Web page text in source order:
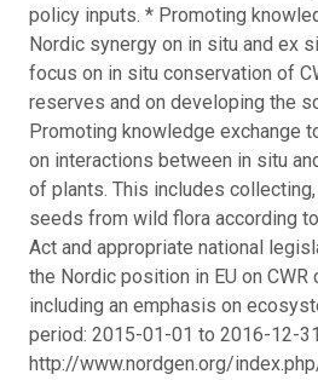
policy inputs. * Promoting
Nordic synergy on in situ and ex
focus on in situ conservation of
reserves and on developing the
Promoting knowledge exchange
on interactions between in situ
of plants. This includes
seeds from wild flora according
Act and appropriate national
the Nordic position in EU on CWR
including an emphasis on
period: 2015-01-01 to 2016-12-
http://www.nordgen.org/